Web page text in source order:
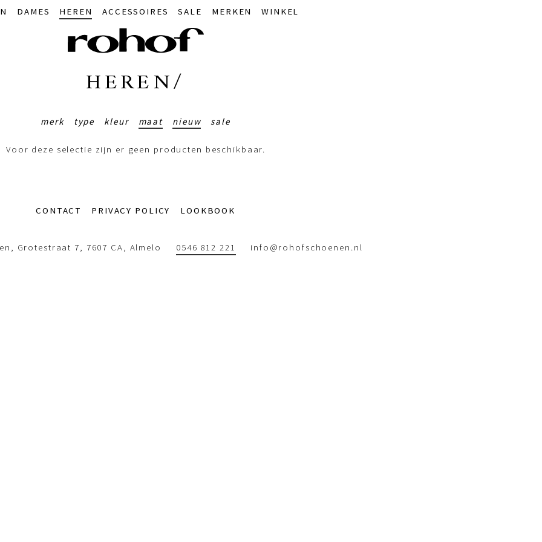
DAMES HEREN ACCESSOIRES SALE MERKEN WINKEL
HEREN/
merk type kleur maat nieuw sale
Voor deze selectie zijn er geen producten beschikbaar.
CONTACT PRIVACY POLICY LOOKBOOK
Grotestraat 7, 7607 CA, Almelo 0546 812 221 info@rohofschoenen.nl